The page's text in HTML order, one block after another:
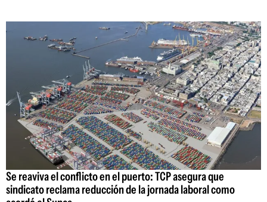
Se reaviva el conflicto en el puerto: TCP asegura que
sindicato reclama reducción de la jornada laboral como